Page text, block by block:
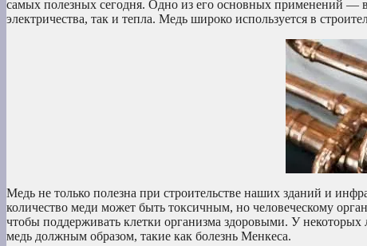
самых полезных сегодня. Одно из его основных применений —
электричества, так и тепла. Медь широко используется в
Медь не только полезна при строительстве наших зданий и
количество меди может быть токсичным, но человеческому
чтобы поддерживать клетки организма здоровыми. У некоторых
медь должным образом, такие как болезнь Менкеса.